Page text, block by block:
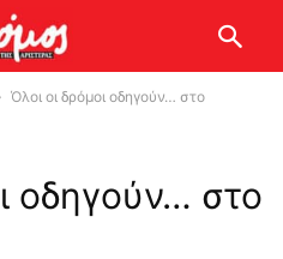
Όλοι οι δρόμοι οδηγούν… στο
οδηγούν… στο